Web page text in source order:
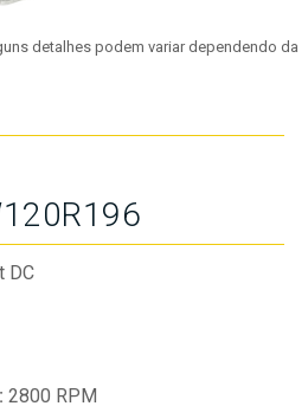
detalhes podem variar dependendo da
DC
2800 RPM